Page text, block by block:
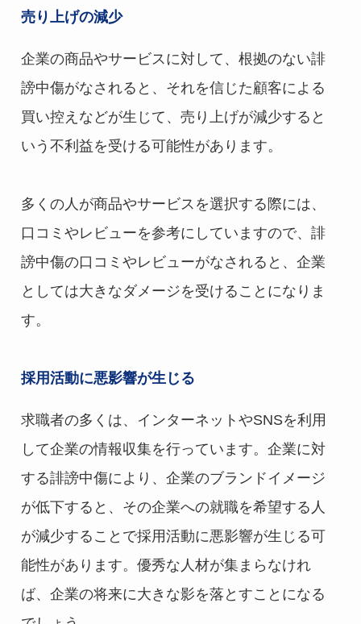
売り上げの減少
企業の商品やサービスに対して、根拠のない誹
謗中傷がなされると、それを信じた顧客による
買い控えなどが生じて、売り上げが減少すると
いう不利益を受ける可能性があります。
多くの人が商品やサービスを選択する際には、
口コミやレビューを参考にしていますので、誹
謗中傷の口コミやレビューがなされると、企業
としては大きなダメージを受けることになりま
す。
採用活動に悪影響が生じる
求職者の多くは、インターネットやSNSを利用
して企業の情報収集を行っています。企業に対
する誹謗中傷により、企業のブランドイメージ
が低下すると、その企業への就職を希望する人
が減少することで採用活動に悪影響が生じる可
能性があります。優秀な人材が集まらなけれ
ば、企業の将来に大きな影を落とすことになる